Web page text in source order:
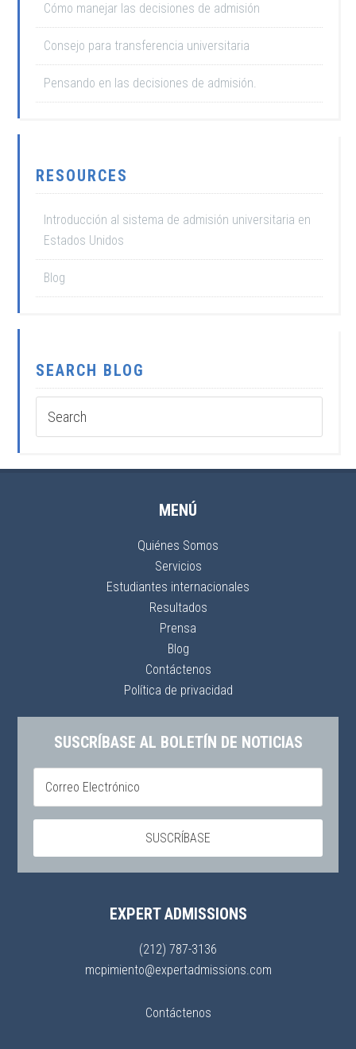
Cómo manejar las decisiones de admisión
Consejo para transferencia universitaria
Pensando en las decisiones de admisión.
RESOURCES
Introducción al sistema de admisión universitaria en
Estados Unidos
Blog
SEARCH BLOG
MENÚ
Quiénes Somos
Servicios
Estudiantes internacionales
Resultados
Prensa
Blog
Contáctenos
Política de privacidad
SUSCRÍBASE AL BOLETÍN DE NOTICIAS
EXPERT ADMISSIONS
(212) 787-3136
mcpimiento@expertadmissions.com
Contáctenos